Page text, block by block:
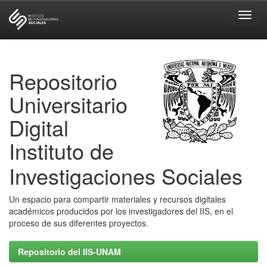
Repositorio
Universitario
Digital
Instituto de
Investigaciones Sociales
Un espacio para compartir materiales y recursos digitales
académicos producidos por los investigadores del IIS, en el
proceso de sus diferentes proyectos.
Repositorio del IIS-UNAM